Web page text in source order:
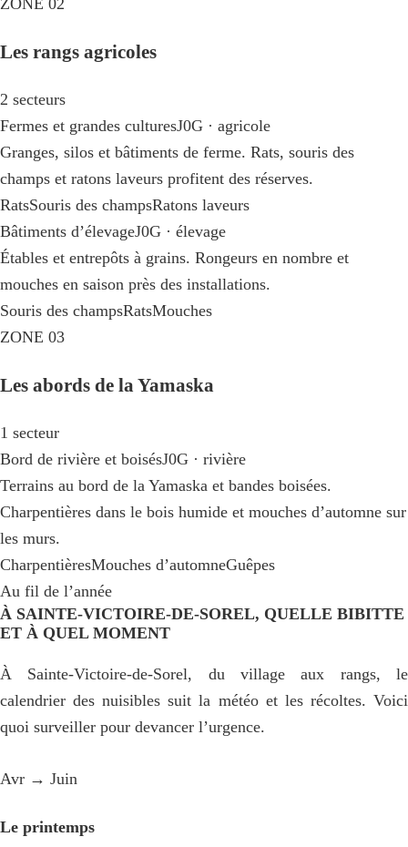
ZONE 02
Les rangs agricoles
2 secteurs
Fermes et grandes culturesJ0G · agricole
Granges, silos et bâtiments de ferme. Rats, souris des
champs et ratons laveurs profitent des réserves.
RatsSouris des champsRatons laveurs
Bâtiments d’élevageJ0G · élevage
Étables et entrepôts à grains. Rongeurs en nombre et
mouches en saison près des installations.
Souris des champsRatsMouches
ZONE 03
Les abords de la Yamaska
1 secteur
Bord de rivière et boisésJ0G · rivière
Terrains au bord de la Yamaska et bandes boisées.
Charpentières dans le bois humide et mouches d’automne sur
les murs.
CharpentièresMouches d’automneGuêpes
Au fil de l’année
À SAINTE-VICTOIRE-DE-SOREL, QUELLE BIBITTE
ET À QUEL MOMENT
À Sainte-Victoire-de-Sorel, du village aux rangs, le
calendrier des nuisibles suit la météo et les récoltes. Voici
quoi surveiller pour devancer l’urgence.
Avr → Juin
Le printemps